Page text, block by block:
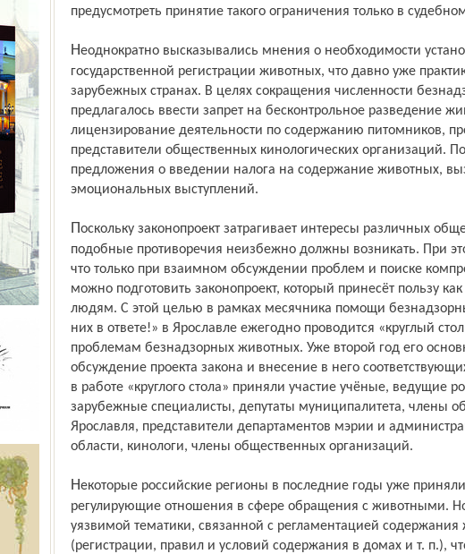
предусмотреть принятие такого ограничения только в
Неоднократно высказывались мнения о необходимости установления
государственной регистрации животных, что давно уже
зарубежных странах. В целях сокращения численности
предлагалось ввести запрет на бесконтрольное разведение
лицензирование деятельности по содержанию питомников,
представители общественных кинологических организаций.
предложения о введении налога на содержание животных,
эмоцио­нальных выступлений.
Поскольку законопроект затрагивает интересы различных общественных групп,
подобные противоречия неизбежно должны возникать. При
что только при взаимном обсуждении проблем и поиске
можно подготовить законопроект, который принесёт пользу
людям. С этой целью в рамках месячника помощи
них в ответе!» в Ярославле ежегодно проводится «круглый
проблемам безнадзорных животных. Уже второй год его
обсуждение проекта закона и внесение в него
в работе «круглого стола» приняли участие учёные, ведущие
зарубежные специалисты, депутаты муниципалитета, члены
Ярославля, представители департаментов мэрии и
области, кинологи, члены общественных организаций.
Некоторые российские регионы в последние годы уже приняли свои местные законы,
регулирующие отношения в сфере обращения с животными.
уязвимой тематики, связанной с регламентацией содержания
(регистрации, правил и условий содержания в домах и т. п.),